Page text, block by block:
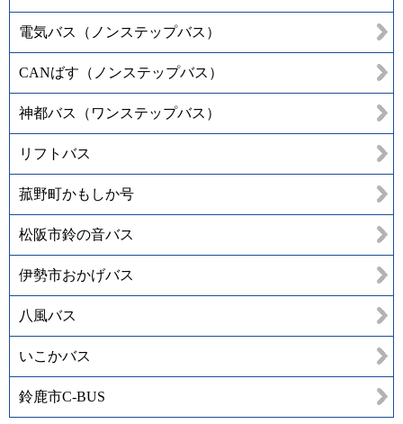
電気バス（ノンステップバス）
CANばす（ノンステップバス）
神都バス（ワンステップバス）
リフトバス
菰野町かもしか号
松阪市鈴の音バス
伊勢市おかげバス
八風バス
いこかバス
鈴鹿市C-BUS